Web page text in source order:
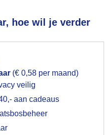
hoe wil je verder
(€ 0,58 per maand)
veilig
aan cadeaus
gebruiken voor het
op hebt gegeven,
uit je browser waarin